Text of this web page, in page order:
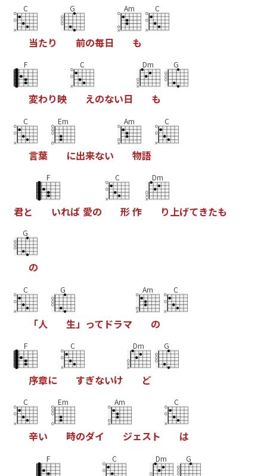
C
当たり
G
前の毎日
Am
も
C
F
変わり映
C
えのない日
Dm
も
G
C
言葉
Em
に出来ない
Am
物語
C
君と
F
いれば 愛の
C
形作
Dm
り上げてきたも
G
の
C
「人
G
生 」 って ドラマ
Am
の
C
F
序章に
C
すぎないけ
Dm
ど
G
C
辛い
Em
時のダイ
Am
ジェス ト
C
は
F C Dm G